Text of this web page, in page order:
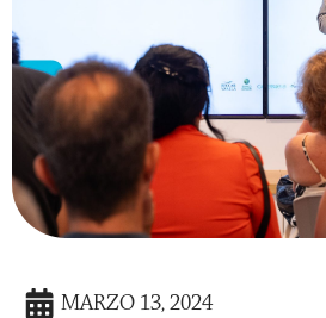
MARZO 13, 2024